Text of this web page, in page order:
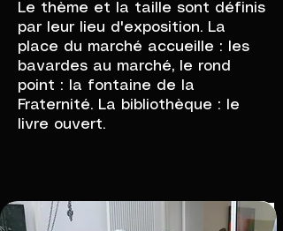
Le thème et la taille sont définis
par leur lieu d'exposition. La
place du marché accueille : les
bavardes au marché, le rond
point : la fontaine de la
Fraternité. La bibliothèque : le
livre ouvert.